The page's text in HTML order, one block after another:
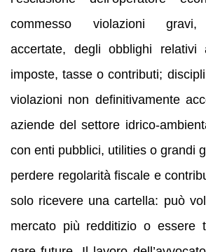
commesso violazioni gravi,
accertate, degli obblighi relativi
imposte, tasse o contributi;
violazioni non definitivamente
aziende del settore idrico-
con enti pubblici, utilities o grandi
perdere regolarità fiscale e
solo ricevere una cartella: può
mercato più redditizio o essere